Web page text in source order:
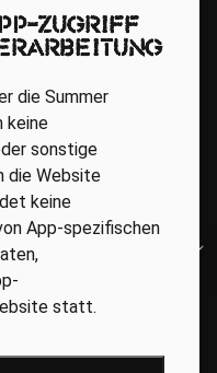
Zugriff
die Summer
keine
sonstige
die Website
keine
App-spezifischen
statt.